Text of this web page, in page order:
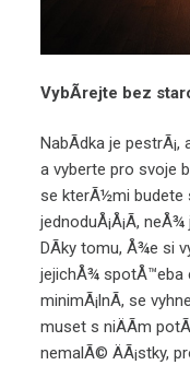
VybÃ­rejte bez
NabÃ­dka je
a vyberte pro svoje
se kterÃ½mi budete
jednoduÅ¡Å¡Ã­,
DÃ­ky tomu, Å¾e si
jejichÅ¾ spotÅ™eba
minimÃ¡lnÃ­, se
muset s niÄÃ­m
nemalÃ© ÄÃ¡stky,